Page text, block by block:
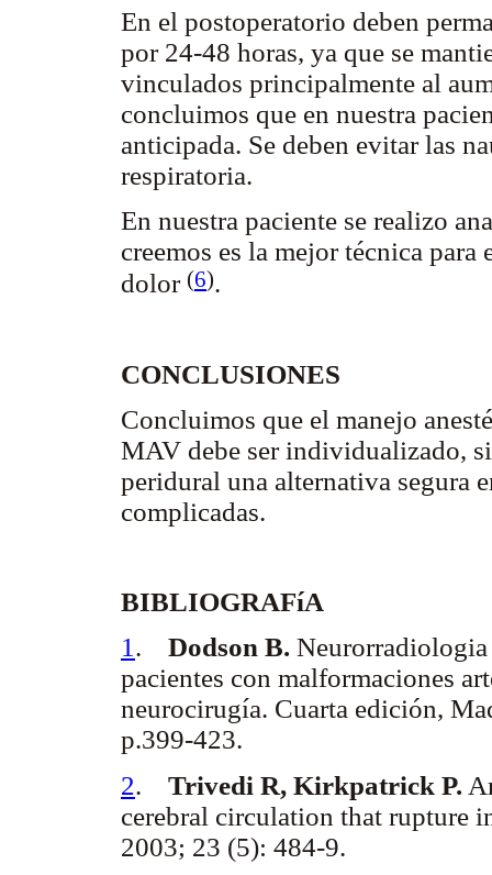
En el postoperatorio deben
por 24-48 horas, ya que se
vinculados principalmente al
concluimos que en nuestra
anticipada. Se deben evitar las
respiratoria.
En nuestra paciente se realizo
creemos es la mejor técnica
dolor (6).
CONCLUSIONES
Concluimos que el manejo
MAV debe ser individualizado,
peridural una alternativa segura
complicadas.
BIBLIOGRAFíA
1. Dodson B. Neurorradiologia
pacientes con malformaciones
neurocirugía. Cuarta edición,
p.399-423.
2. Trivedi R, Kirkpatrick P.
cerebral circulation that rupture
2003; 23 (5): 484-9.